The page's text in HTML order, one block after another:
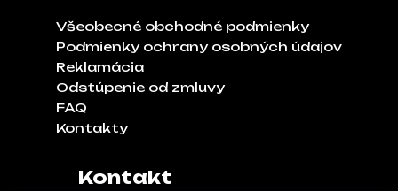
Všeobecné obchodné podmienky
Podmienky ochrany osobných údajov
Reklamácia
Odstúpenie od zmluvy
FAQ
Kontakty
Kontakt